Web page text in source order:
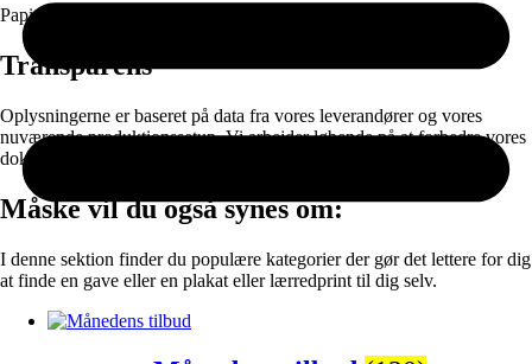
Papir og emballage kan sorteres til genanvendelse efter brug.
Transparens
Oplysningerne er baseret på data fra vores leverandører og vores
nuværende produktionssetup. Vi arbejder løbende på at forbedre vores
dokumentation og materialevalg.
Måske vil du også synes om:
I denne sektion finder du populære kategorier der gør det lettere for dig
at finde en gave eller en plakat eller lærredprint til dig selv.